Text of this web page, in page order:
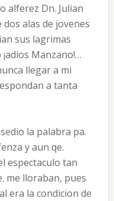
alferez Dn. Julian
alas de jovenes
sus lagrimas
Manzano!…
llegar a mi
a tanta
la palabra pa.
y aun qe.
espectaculo tan
me lloraban, pues
era la condicion de